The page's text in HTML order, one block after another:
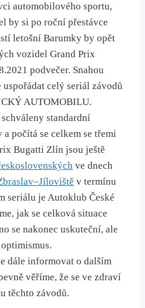
automobilového sportu,
by si po roční přestávce
letošní Barumky by opět
vozidel Grand Prix
podvečer. Snahou
celý seriál závodů
AUTOMOBILU.
standardní
počítá se celkem se třemi
Bugatti Zlín jsou ještě
ve dnech
v termínu
seriálu je Autoklub České
jak se celková situace
se nakonec uskuteční, ale
dále informovat o dalším
věříme, že se ve zdraví
těchto závodů.